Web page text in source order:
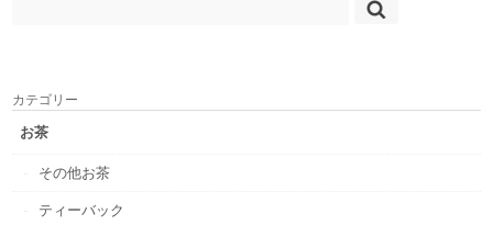
カテゴリー
お茶
その他お茶
ティーバック